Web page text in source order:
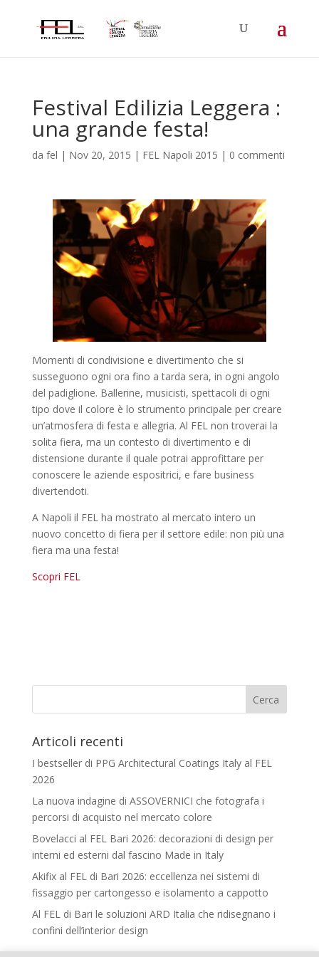
Festival Edilizia Leggera :
una grande festa!
da fel | Nov 20, 2015 | FEL Napoli 2015 | 0 commenti
Momenti di condivisione e divertimento che si
susseguono ogni ora fino a tarda sera, in ogni angolo
del padiglione. Ballerine, musicisti, spettacoli di ogni
tipo dove il colore è lo strumento principale per creare
un’atmosfera di festa e allegria. Al FEL non troverai la
solita fiera, ma un contesto di divertimento e di
distensione durante il quale potrai approfittare per
conoscere le aziende espositrici, e fare business
divertendoti.
A Napoli il FEL ha mostrato al mercato intero un
nuovo concetto di fiera per il settore edile: non più una
fiera ma una festa!
Scopri FEL
Articoli recenti
I bestseller di PPG Architectural Coatings Italy al FEL
2026
La nuova indagine di ASSOVERNICI che fotografa i
percorsi di acquisto nel mercato colore
Bovelacci al FEL Bari 2026: decorazioni di design per
interni ed esterni dal fascino Made in Italy
Akifix al FEL di Bari 2026: eccellenza nei sistemi di
fissaggio per cartongesso e isolamento a cappotto
Al FEL di Bari le soluzioni ARD Italia che ridisegnano i
confini dell’interior design